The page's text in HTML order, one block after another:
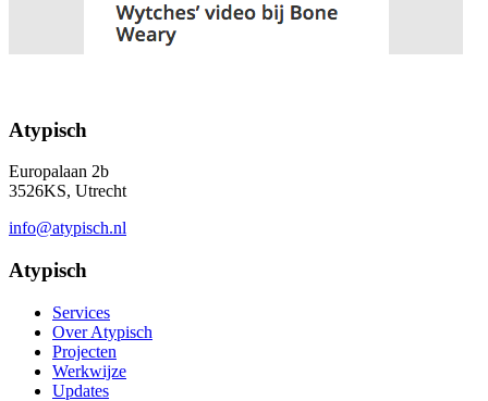
Atypisch
Europalaan 2b
3526KS, Utrecht
info@atypisch.nl
Atypisch
Services
Over Atypisch
Projecten
Werkwijze
Updates